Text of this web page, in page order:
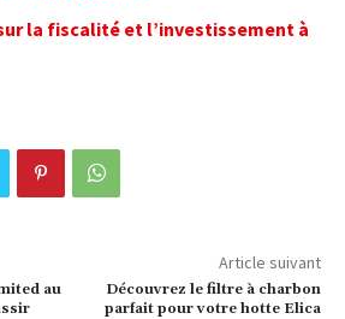
la fiscalité et l’investissement à
au
Article suivant
Découvrez le filtre à charbon
parfait pour votre hotte Elica